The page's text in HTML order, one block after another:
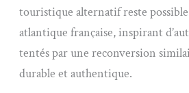
touristique alternatif reste
atlantique française, inspirant
tentés par une reconversion
durable et authentique.